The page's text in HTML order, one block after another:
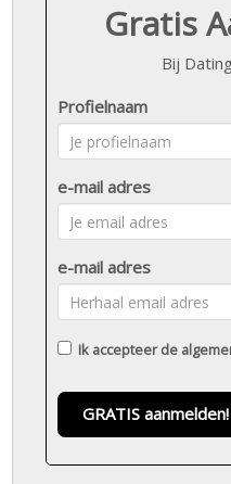
Gratis
Bij
Profielnaam
e-mail adres
e-mail adres
Ik accepteer de
GRATIS aanmelden!